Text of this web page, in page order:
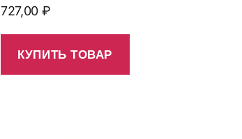
727,00 ₽
КУПИТЬ ТОВАР